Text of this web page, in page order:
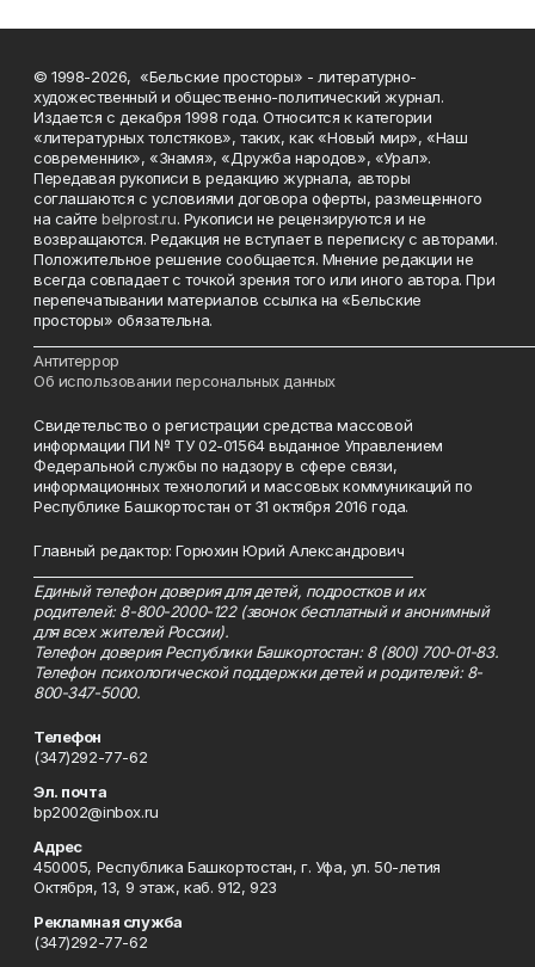
© 1998-2026, «Бельские просторы» - литературно-
художественный и общественно-политический журнал.
Издается с декабря 1998 года. Относится к категории
«литературных толстяков», таких, как «Новый мир», «Наш
современник», «Знамя», «Дружба народов», «Урал».
Передавая рукописи в редакцию журнала, авторы
соглашаются с условиями договора оферты, размещенного
на сайтеbelprost.ru. Рукописи не рецензируются и не
возвращаются. Редакция не вступает в переписку с авторами.
Положительное решение сообщается. Мнение редакции не
всегда совпадает с точкой зрения того или иного автора. При
перепечатывании материалов ссылка на «Бельские
просторы» обязательна.
Антитеррор
Об использовании персональных данных
Свидетельство о регистрации средства массовой
информации ПИ № ТУ 02-01564 выданное Управлением
Федеральной службы по надзору в сфере связи,
информационных технологий и массовых коммуникаций по
Республике Башкортостан от 31 октября 2016 года.
Главный редактор: Горюхин Юрий Александрович
Единый телефон доверия для детей, подростков и их
родителей: 8-800-2000-122 (звонок бесплатный и анонимный
для всех жителей России).
Телефон доверия Республики Башкортостан: 8 (800) 700-01-83.
Телефон психологической поддержки детей и родителей: 8-
800-347-5000.
Телефон
(347)292-77-62
Эл. почта
bp2002@inbox.ru
Адрес
450005, Республика Башкортостан, г. Уфа, ул. 50-летия
Октября, 13, 9 этаж, каб. 912, 923
Рекламная служба
(347)292-77-62